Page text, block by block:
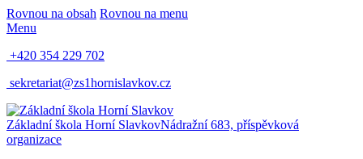
Rovnou na obsah Rovnou na menu
Menu
+420 354 229 702
sekretariat@zs1hornislavkov.cz
Základní škola Horní SlavkovNádražní 683, příspěvková
organizace